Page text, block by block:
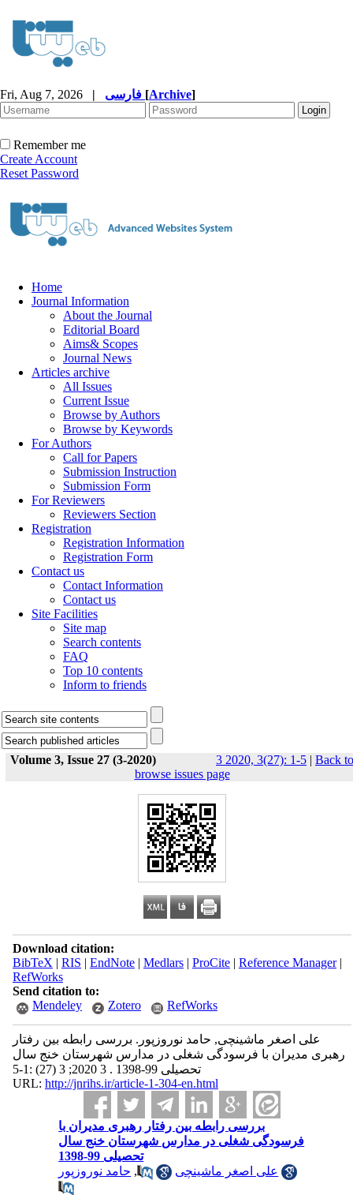
Fri, Aug 7, 2026 | [Archive]
Remember me
Create Account
Reset Password
Home
Journal Information
About the Journal
Editorial Board
Aims& Scopes
Journal News
Articles archive
All Issues
Current Issue
Browse by Authors
Browse by Keywords
For Authors
Call for Papers
Submission Instruction
Submission Form
For Reviewers
Reviewers Section
Registration
Registration Information
Registration Form
Contact us
Contact Information
Contact us
Site Facilities
Site map
Search contents
FAQ
Top 10 contents
Inform to friends
Volume 3, Issue 27 (3-2020) 3 2020, 3(27): 1-5 | Back to
browse issues page
Download citation:
BibTeX | RIS | EndNote| Medlars| ProCite| Reference Manager|
RefWorks
Send citation to:
Mendeley
Zotero RefWorks
علی اصغر ماشینچی, حامد نوروزپور. بررسی رابطه بین رفتار
رهبری مدیران با فرسودگی شغلی در مدارس شهرستان خنج سال
تحصیلی 99-1398 . 3 2020; 3 (27) :1-5
URL: http://jnrihs.ir/article-1-304-en.html
بررسی رابطه بین رفتار رهبری مدیران با
فرسودگی شغلی در مدارس شهرستان خنج سال
تحصیلی 99-1398
علی اصغر ماشینچی
, حامد نوروزپور